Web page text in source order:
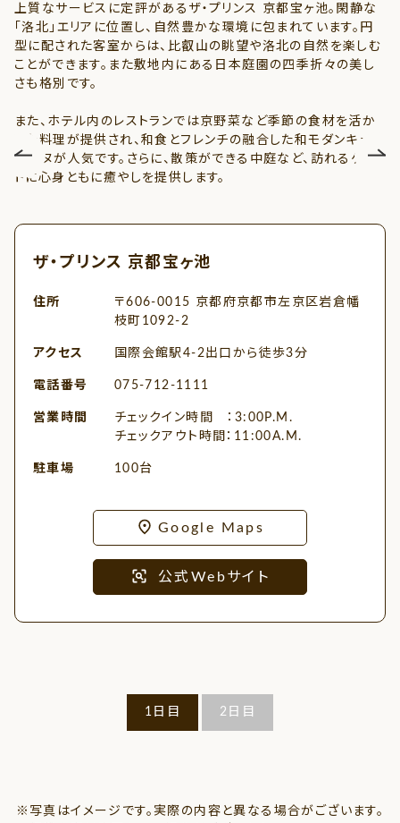
上質なサービスに定評があるザ・プリンス 京都宝ヶ池。閑静な
「洛北」エリアに位置し、自然豊かな環境に包まれています。円
型に配された客室からは、比叡山の眺望や洛北の自然を楽しむ
ことができます。また敷地内にある日本庭園の四季折々の美し
さも格別です。
また、ホテル内のレストランでは京野菜など季節の食材を活か
した料理が提供され、和食とフレンチの融合した和モダンキュイ
ジーヌが人気です。さらに、散策ができる中庭など、訪れるゲス
トに心身ともに癒やしを提供します。
ザ・プリンス 京都宝ヶ池
住所
〒606-0015 京都府京都市左京区岩倉幡
枝町1092-2
アクセス 国際会館駅4-2出口から徒歩3分
電話番号 075-712-1111
営業時間
チェックイン時間 ：3:00P.M.
チェックアウト時間：11:00A.M.
駐車場 100台
Google Maps
公式Webサイト
1日目 2日目
※写真はイメージです。実際の内容と異なる場合がございます。